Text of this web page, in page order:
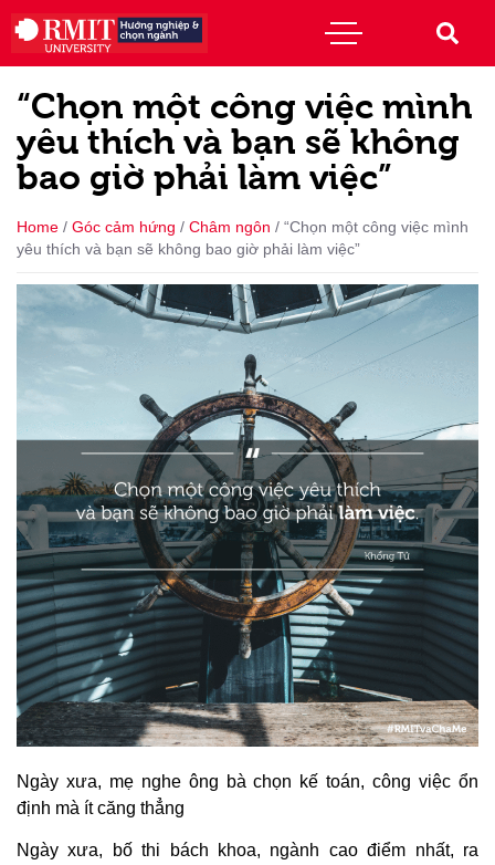
“Chọn một công việc mình
yêu thích và bạn sẽ không
bao giờ phải làm việc”
Home / Góc cảm hứng / Châm ngôn / “Chọn một công việc mình
yêu thích và bạn sẽ không bao giờ phải làm việc”
Ngày xưa, mẹ nghe ông bà chọn kế toán, công việc ổn
định mà ít căng thẳng
Ngày xưa, bố thi bách khoa, ngành cao điểm nhất, ra